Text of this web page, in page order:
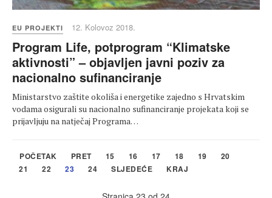
EU PROJEKTI 12. Kolovoz 2018.
Program Life, potprogram “Klimatske
aktivnosti” – objavljen javni poziv za
nacionalno sufinanciranje
Ministarstvo zaštite okoliša i energetike zajedno s Hrvatskim
vodama osigurali su nacionalno sufinanciranje projekata koji se
prijavljuju na natječaj Programa…
POČETAK PRET 15 16 17 18 19
20
21
22 23 24 SLJEDEĆE KRAJ